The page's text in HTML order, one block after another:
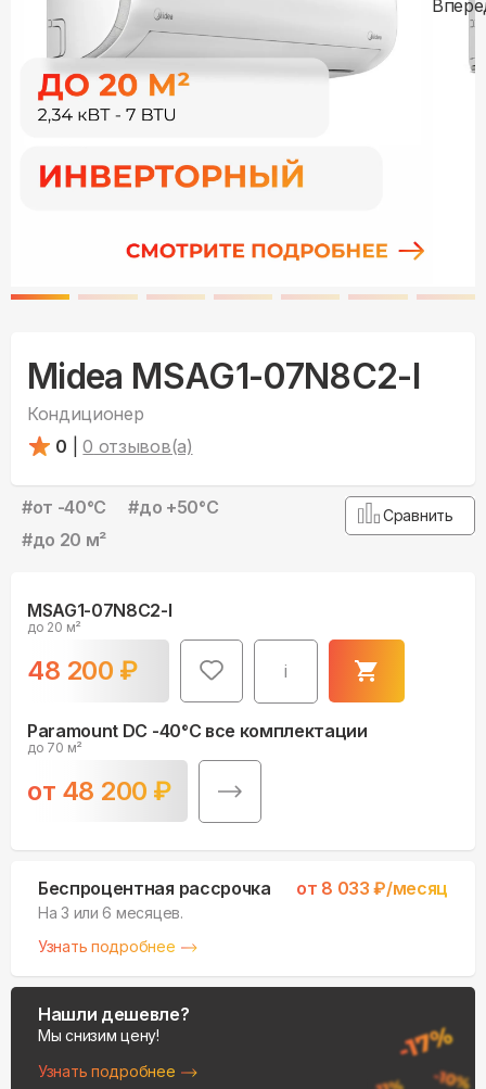
Midea MSAG1-07N8C2-I
Кондиционер
0
0 отзывов(а)
#от -40°С #до +50°С
#до 20 м²
Сравнить
MSAG1-07N8C2-I
до 20 м²
48 200 ₽ i
Paramount DC -40°С все комплектации
до 70 м²
от 48 200 ₽
Беспроцентная рассрочка от 8 033 ₽/месяц
На 3 или 6 месяцев.
Узнать подробнее
Нашли дешевле?
Мы снизим цену!
Узнать подробнее